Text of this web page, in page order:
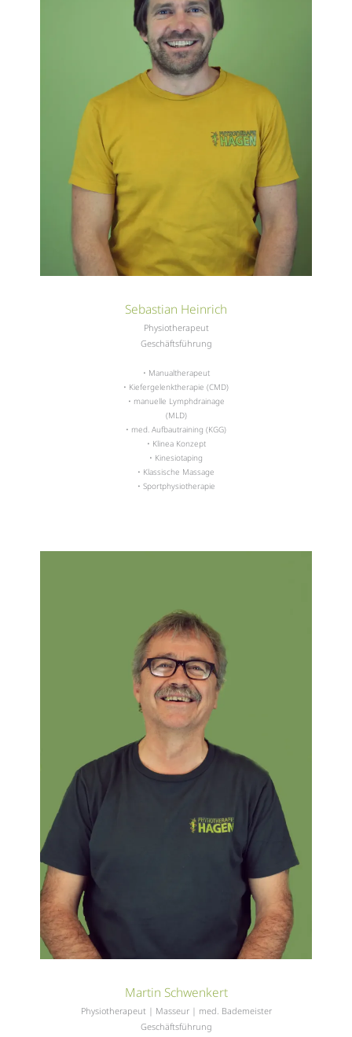
Sebastian Heinrich
Physiotherapeut
Geschäftsführung
• Manualtherapeut
• Kiefergelenktherapie (CMD)
• manuelle Lymphdrainage
(MLD)
• med. Aufbautraining (KGG)
• Klinea Konzept
• Kinesiotaping
• Klassische Massage
• Sportphysiotherapie
Martin Schwenkert
Physiotherapeut | Masseur | med. Bademeister
Geschäftsführung